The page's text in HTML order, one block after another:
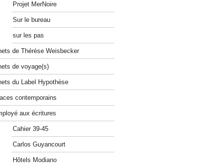
Projet MerNoire
Sur le bureau
sur les pas
de Thérèse Weisbecker
de voyage(s)
du Label Hypothèse
contemporains
aux écritures
Cahier 39-45
Carlos Guyancourt
Hôtels Modiano